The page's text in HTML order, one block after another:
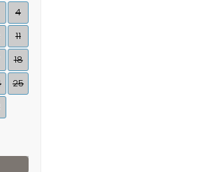
4
11
18
25